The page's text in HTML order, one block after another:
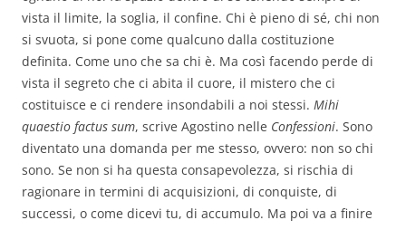
vista il limite, la soglia, il confine. Chi è pieno di sé, chi non
si svuota, si pone come qualcuno dalla costituzione
definita. Come uno che sa chi è. Ma così facendo perde di
vista il segreto che ci abita il cuore, il mistero che ci
costituisce e ci rendere insondabili a noi stessi. Mihi
quaestio factus sum, scrive Agostino nelle Confessioni. Sono
diventato una domanda per me stesso, ovvero: non so chi
sono. Se non si ha questa consapevolezza, si rischia di
ragionare in termini di acquisizioni, di conquiste, di
successi, o come dicevi tu, di accumulo. Ma poi va a finire